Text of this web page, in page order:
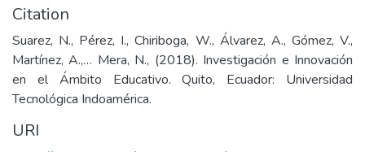
Citation
Suarez, N., Pérez, I., Chiriboga, W., Álvarez, A., Gómez, V.,
Martínez, A.,… Mera, N., (2018). Investigación e Innovación
en el Ámbito Educativo. Quito, Ecuador: Universidad
Tecnológica Indoamérica.
URI